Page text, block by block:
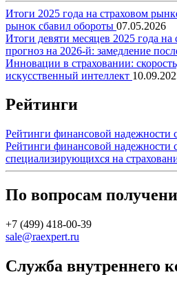
Итоги 2025 года на страховом
рынок сбавил обороты 07.05.2026
Итоги девяти месяцев 2025 года
прогноз на 2026-й: замедление
Инновации в страховании:
искусственный интеллект
Рейтинги
Рейтинги финансовой надежности
Рейтинги финансовой надежности
специализирующихся на
По вопросам
+7 (499) 418-00-39
sale@raexpert.ru
Служба внутреннего